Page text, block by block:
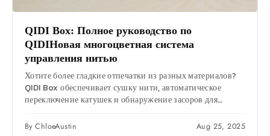
QIDI Box: Полное руководство по
QIDIНовая многоцветная система
управления нитью
Хотите более гладкие отпечатки из разных материалов?
QIDI Box обеспечивает сушку нити, автоматическое
переключение катушек и обнаружение засоров для
By ChloeAustin Aug 25, 2025